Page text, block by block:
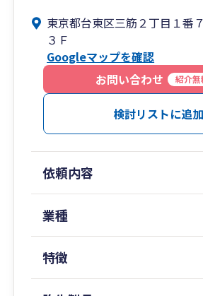
頼に対応。一般企業、各種法人、
個人事業主様など、多様な業態
のお付き合いを重ねています。
■弥生会計をメイン活用し、スマ
ScanSnapによる効率化を推進。
また、弥生ドライブでの会計デ
■電話・メール・FAXに加え、
Google Meetなどのオンライン
■「経理担当者がいる企業様」は
理業務を丸投げしたい」お客様
東京都台東区三筋２丁目１番
３Ｆ
Googleマップを確認
お問い合わせ
紹介無
検討リストに追加
依頼内容
業種
特徴